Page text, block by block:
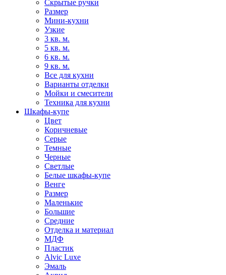
Скрытые ручки
Размер
Мини-кухни
Узкие
3 кв. м.
5 кв. м.
6 кв. м.
9 кв. м.
Все для кухни
Варианты отделки
Мойки и смесители
Техника для кухни
Шкафы-купе
Цвет
Коричневые
Серые
Темные
Черные
Светлые
Белые шкафы-купе
Венге
Размер
Маленькие
Большие
Средние
Отделка и материал
МДФ
Пластик
Alvic Luxe
Эмаль